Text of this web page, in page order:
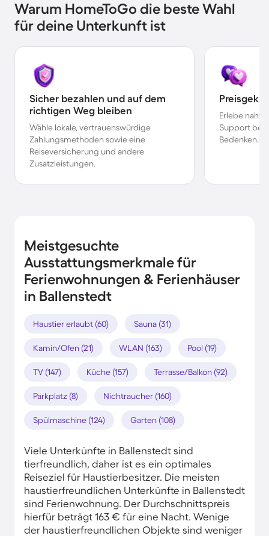
Warum HomeToGo die beste Wahl
für deine Unterkunft ist
Sicher bezahlen und auf dem
richtigen Weg bleiben
Wähle lokale, vertrauenswürdige
Zahlungsmethoden sowie eine
Reiseversicherung und andere
Zusatzleistungen.
Erlebe
Support bei
Bedenken.
Meistgesuchte
Ausstattungsmerkmale für
Ferienwohnungen & Ferienhäuser
in Ballenstedt
Haustier erlaubt (60) Sauna (31)
Kamin/Ofen (21) WLAN (163) Pool (19)
TV (147) Küche (157) Terrasse/Balkon (92)
Parkplatz (8) Nichtraucher (160)
Spülmaschine (124) Garten (108)
Viele Unterkünfte in Ballenstedt sind
tierfreundlich, daher ist es ein optimales
Reiseziel für Haustierbesitzer. Die meisten
haustierfreundlichen Unterkünfte in Ballenstedt
sind Ferienwohnung. Der Durchschnittspreis
hierfür beträgt 163 € für eine Nacht. Wenige
der haustierfreundlichen Objekte sind weniger